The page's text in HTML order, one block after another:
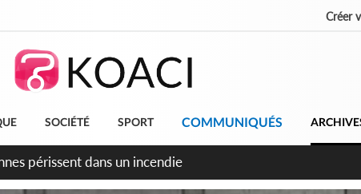
Créer
SOCIÉTÉ SPORT COMMUNIQUÉS
de la fête nationale transformée en vaste campagne